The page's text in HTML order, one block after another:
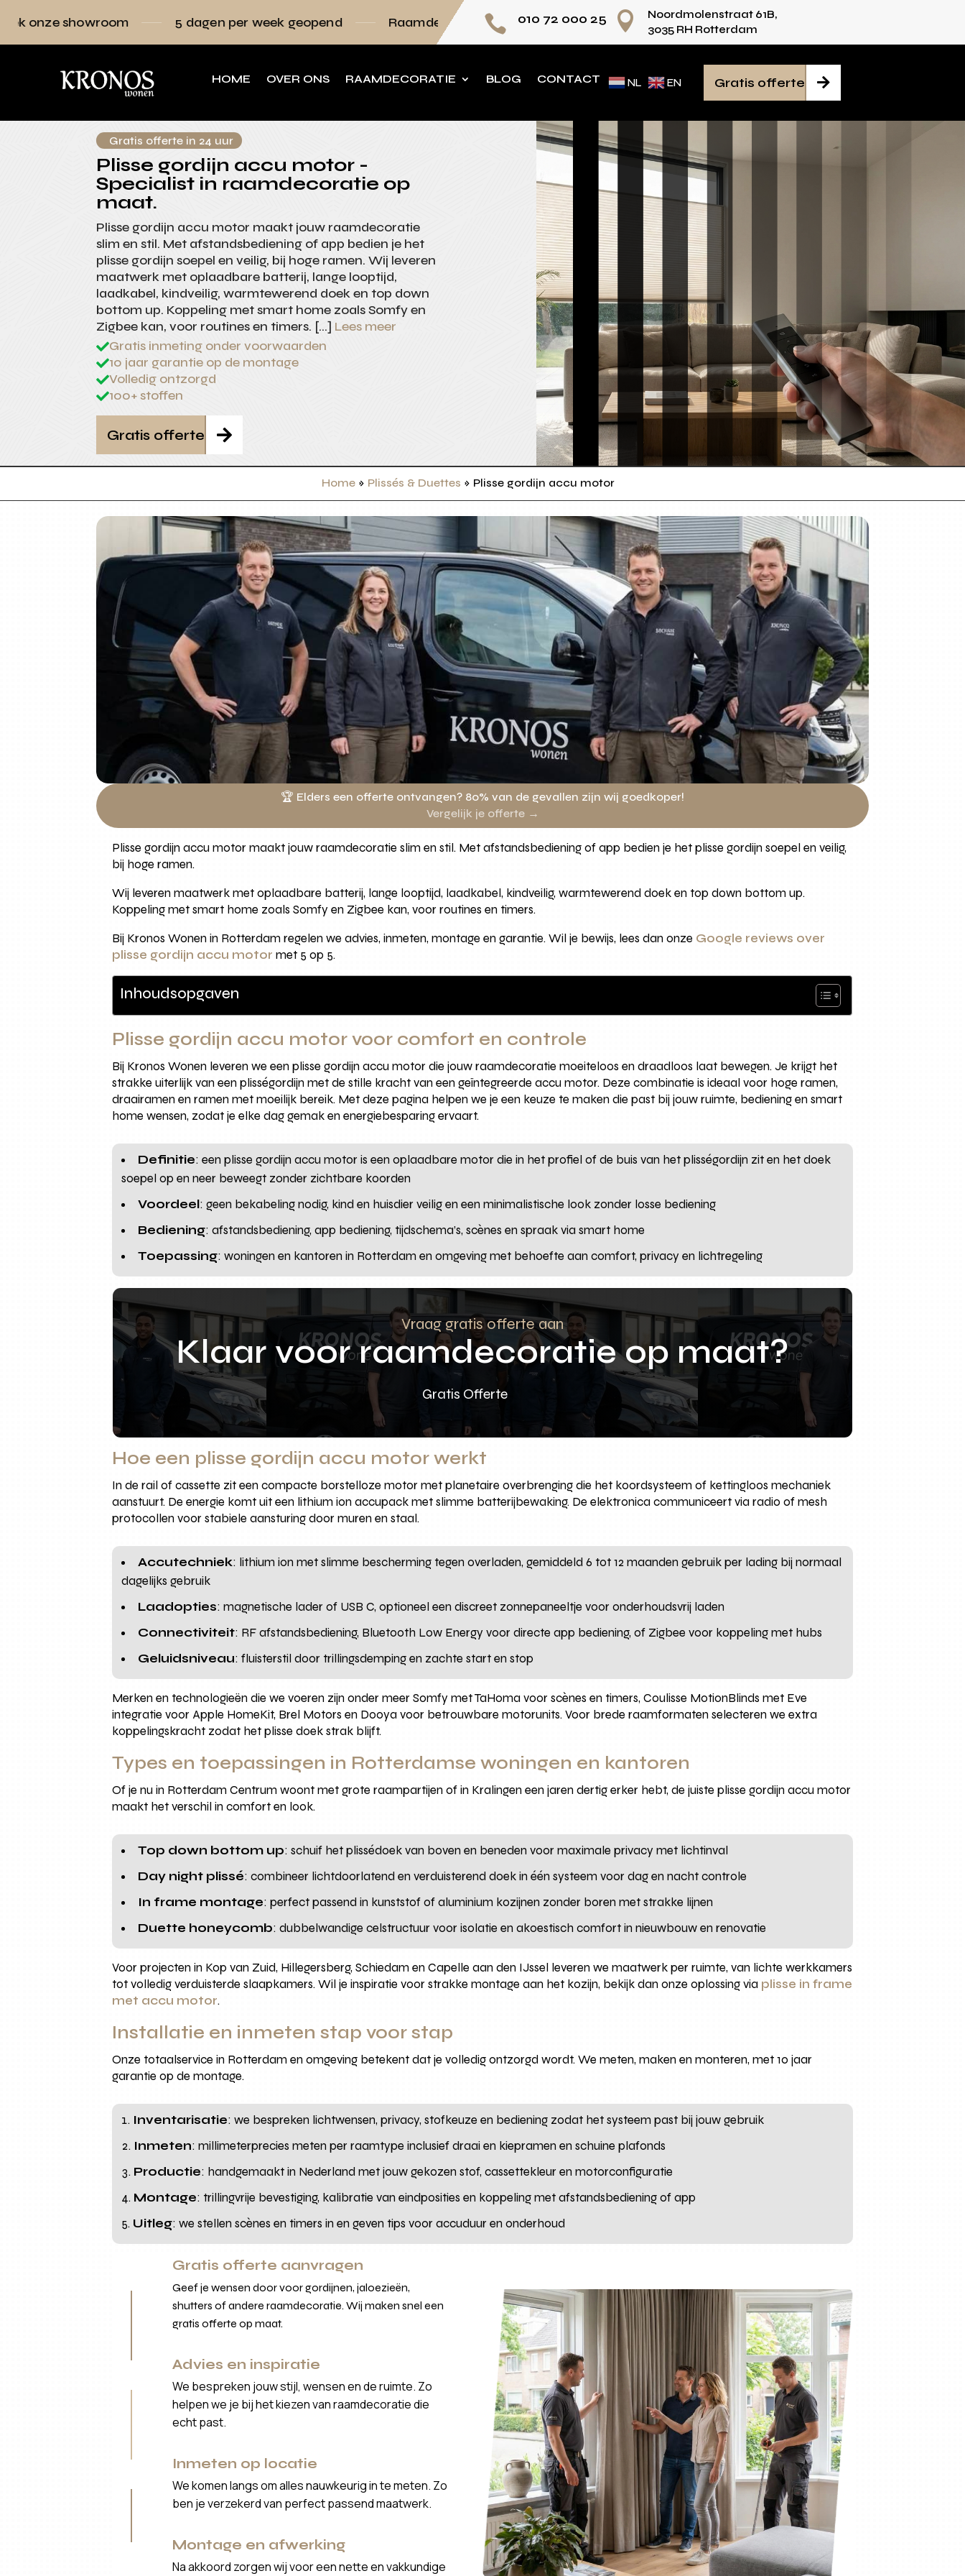
5 dagen per week geopend Raamdecoratie volledig op maat Persoonlijk advies voor iedere ruimte
 010 72 000 25 
Noordmolenstraat 61B,
3035 RH Rotterdam
HOME OVER ONS RAAMDECORATIE BLOG CONTACT NL EN 
Gratis offerte
Gratis offerte in 24 uur
Plisse gordijn accu motor -
Specialist in raamdecoratie op
maat.
Plisse gordijn accu motor maakt jouw raamdecoratie
slim en stil. Met afstandsbediening of app bedien je het
plisse gordijn soepel en veilig, bij hoge ramen. Wij leveren
maatwerk met oplaadbare batterij, lange looptijd,
laadkabel, kindveilig, warmtewerend doek en top down
bottom up. Koppeling met smart home zoals Somfy en
Zigbee kan, voor routines en timers. […] Lees meer
Gratis inmeting onder voorwaarden
10 jaar garantie op de montage
Volledig ontzorgd
100+ stoffen

Gratis offerte
Home » Plissés & Duettes » Plisse gordijn accu motor
🏆 Elders een offerte ontvangen? 80% van de gevallen zijn wij goedkoper!
Vergelijk je offerte →
Plisse gordijn accu motor maakt jouw raamdecoratie slim en stil. Met afstandsbediening of app bedien je het plisse gordijn soepel en veilig,
bij hoge ramen.
Wij leveren maatwerk met oplaadbare batterij, lange looptijd, laadkabel, kindveilig, warmtewerend doek en top down bottom up.
Koppeling met smart home zoals Somfy en Zigbee kan, voor routines en timers.
Bij Kronos Wonen in Rotterdam regelen we advies, inmeten, montage en garantie. Wil je bewijs, lees dan onze Google reviews over
plisse gordijn accu motor met 5 op 5.
Inhoudsopgaven
Plisse gordijn accu motor voor comfort en controle
Bij Kronos Wonen leveren we een plisse gordijn accu motor die jouw raamdecoratie moeiteloos en draadloos laat bewegen. Je krijgt het
strakke uiterlijk van een plisségordijn met de stille kracht van een geïntegreerde accu motor. Deze combinatie is ideaal voor hoge ramen,
draairamen en ramen met moeilijk bereik. Met deze pagina helpen we je een keuze te maken die past bij jouw ruimte, bediening en smart
home wensen, zodat je elke dag gemak en energiebesparing ervaart.
Definitie: een plisse gordijn accu motor is een oplaadbare motor die in het profiel of de buis van het plisségordijn zit en het doek
soepel op en neer beweegt zonder zichtbare koorden
Voordeel: geen bekabeling nodig, kind en huisdier veilig en een minimalistische look zonder losse bediening
Bediening: afstandsbediening, app bediening, tijdschema’s, scènes en spraak via smart home
Toepassing: woningen en kantoren in Rotterdam en omgeving met behoefte aan comfort, privacy en lichtregeling
Vraag gratis offerte aan
Klaar voor raamdecoratie op maat?
Gratis Offerte
Hoe een plisse gordijn accu motor werkt
In de rail of cassette zit een compacte borstelloze motor met planetaire overbrenging die het koordsysteem of kettingloos mechaniek
aanstuurt. De energie komt uit een lithium ion accupack met slimme batterijbewaking. De elektronica communiceert via radio of mesh
protocollen voor stabiele aansturing door muren en staal.
Accutechniek: lithium ion met slimme bescherming tegen overladen, gemiddeld 6 tot 12 maanden gebruik per lading bij normaal
dagelijks gebruik
Laadopties: magnetische lader of USB C, optioneel een discreet zonnepaneeltje voor onderhoudsvrij laden
Connectiviteit: RF afstandsbediening, Bluetooth Low Energy voor directe app bediening, of Zigbee voor koppeling met hubs
Geluidsniveau: fluisterstil door trillingsdemping en zachte start en stop
Merken en technologieën die we voeren zijn onder meer Somfy met TaHoma voor scènes en timers, Coulisse MotionBlinds met Eve
integratie voor Apple HomeKit, Brel Motors en Dooya voor betrouwbare motorunits. Voor brede raamformaten selecteren we extra
koppelingskracht zodat het plisse doek strak blijft.
Types en toepassingen in Rotterdamse woningen en kantoren
Of je nu in Rotterdam Centrum woont met grote raampartijen of in Kralingen een jaren dertig erker hebt, de juiste plisse gordijn accu motor
maakt het verschil in comfort en look.
Top down bottom up: schuif het plissédoek van boven en beneden voor maximale privacy met lichtinval
Day night plissé: combineer lichtdoorlatend en verduisterend doek in één systeem voor dag en nacht controle
In frame montage: perfect passend in kunststof of aluminium kozijnen zonder boren met strakke lijnen
Duette honeycomb: dubbelwandige celstructuur voor isolatie en akoestisch comfort in nieuwbouw en renovatie
Voor projecten in Kop van Zuid, Hillegersberg, Schiedam en Capelle aan den IJssel leveren we maatwerk per ruimte, van lichte werkkamers
tot volledig verduisterde slaapkamers. Wil je inspiratie voor strakke montage aan het kozijn, bekijk dan onze oplossing via plisse in frame
met accu motor.
Installatie en inmeten stap voor stap
Onze totaalservice in Rotterdam en omgeving betekent dat je volledig ontzorgd wordt. We meten, maken en monteren, met 10 jaar
garantie op de montage.
Inventarisatie: we bespreken lichtwensen, privacy, stofkeuze en bediening zodat het systeem past bij jouw gebruik
Inmeten: millimeterprecies meten per raamtype inclusief draai en kiepramen en schuine plafonds
Productie: handgemaakt in Nederland met jouw gekozen stof, cassettekleur en motorconfiguratie
Montage: trillingvrije bevestiging, kalibratie van eindposities en koppeling met afstandsbediening of app
Uitleg: we stellen scènes en timers in en geven tips voor accuduur en onderhoud
Gratis offerte aanvragen
Geef je wensen door voor gordijnen, jaloezieën,
shutters of andere raamdecoratie. Wij maken snel een
gratis offerte op maat.
Advies en inspiratie
We bespreken jouw stijl, wensen en de ruimte. Zo
helpen we je bij het kiezen van raamdecoratie die
echt past.
Inmeten op locatie
We komen langs om alles nauwkeurig in te meten. Zo
ben je verzekerd van perfect passend maatwerk.
Montage en afwerking
Na akkoord zorgen wij voor een nette en vakkundige